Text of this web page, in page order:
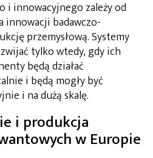
i innowacyjnego zależy od
innowacji badawczo-
przemysłową. Systemy
tylko wtedy, gdy ich
będą działać
i będą mogły być
i na dużą skalę.
i produkcja
w Europie